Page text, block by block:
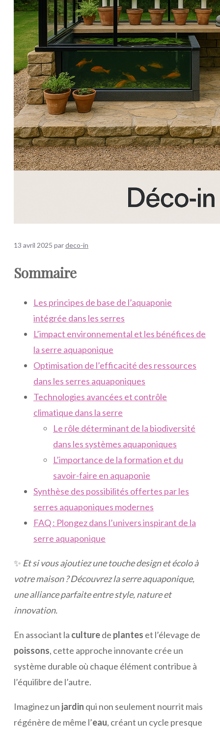
13 avril 2025 pardeco-in
Sommaire
Les principes de base de l’aquaponie
intégrée dans les serres
L’impact environnemental et les bénéfices de
la serre aquaponique
Optimisation de l’efficacité des ressources
dans les serres aquaponiques
Technologies avancées et contrôle
climatique dans la serre
Le rôle déterminant de la biodiversité
dans les systèmes aquaponiques
L’importance de la formation et du
savoir-faire en aquaponie
Synthèse des possibilités offertes par les
serres aquaponiques modernes
FAQ : Plongez dans l’univers inspirant de la
serre aquaponique
✨ Et si vous ajoutiez une touche design et écolo à
votre maison ? Découvrez la serre aquaponique,
une alliance parfaite entre style, nature et
innovation.
En associant la culturede plantes et l’élevage de
poissons, cette approche innovante crée un
système durable où chaque élément contribue à
l’équilibre de l’autre.
Imaginez un jardin qui non seulement nourrit mais
régénère de même l’eau, créant un cycle presque